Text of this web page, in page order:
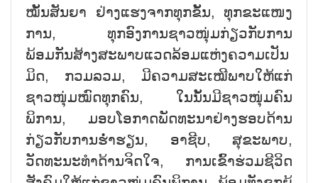
ໝັ້ນສັນຍາ ຢ່າງແຮງຈາກທຸກຂັ້ນ, ທຸກຂະແໜງ
ການ, ທຸກອົງການຊາວໜຸ່ມກ່ຽວກັບການ
ພ້ອມກັນສ້າງສະພາບແວດລ້ອມແຫ່ງຄວາມເປັນ
ມິດ, ກວມລວມ, ມີຄວາມສະເໝີພາບໃຫ້ແກ່
ຊາວໜຸ່ມໝົດທຸກຄົນ, ໃນນັ້ນມີຊາວໜຸ່ມຄົນ
ພິການ, ມອບໂອກາດພັດທະນາຢ່າງຮອບດ້ານ
ກ່ຽວກັບການຮ່ຳຮຽນ, ອາຊີບ, ສຸຂະພາບ,
ວັດທະນະທຳດ້ານຈິດໃຈ, ການເຂົ້າຮ່ວມຊີວິດ